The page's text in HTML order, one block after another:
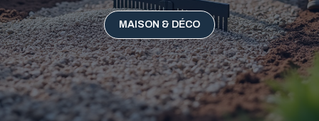
MAISON & DÉCO